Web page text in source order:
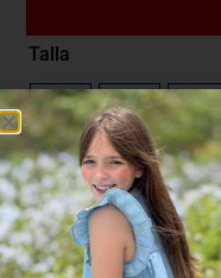
Talla
6M 12M
Guía de tallas
¿Envolver para
Sí